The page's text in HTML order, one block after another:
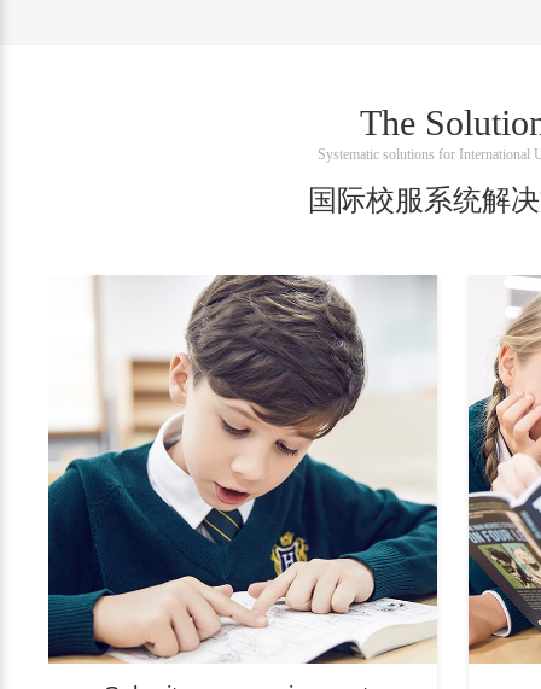
The
Systematic solutions for International
国际校服系统解